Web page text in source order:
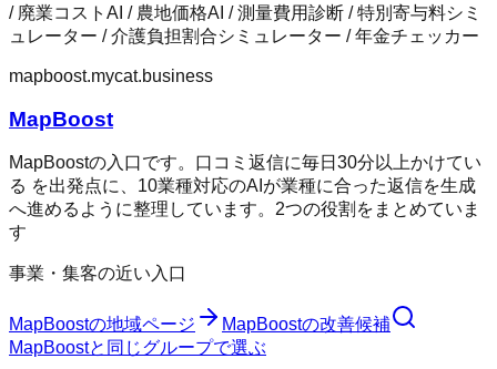
/ 廃業コストAI / 農地価格AI / 測量費用診断 / 特別寄与料シミ
ュレーター / 介護負担割合シミュレーター / 年金チェッカー
mapboost.mycat.business
MapBoost
MapBoostの入口です。口コミ返信に毎日30分以上かけてい
る を出発点に、10業種対応のAIが業種に合った返信を生成
へ進めるように整理しています。2つの役割をまとめていま
す
事業・集客の近い入口
MapBoostの地域ページ MapBoostの改善候補
MapBoostと同じグループで選ぶ